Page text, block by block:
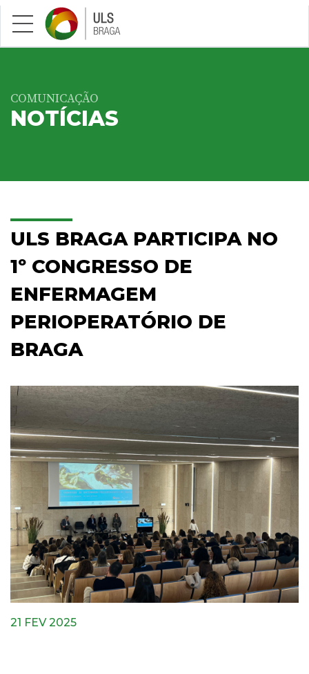
Saltar para conteúdo principal
COMUNICAÇÃO
NOTÍCIAS
ULS BRAGA PARTICIPA NO
1º CONGRESSO DE
ENFERMAGEM
PERIOPERATÓRIO DE
BRAGA
21 FEV 2025